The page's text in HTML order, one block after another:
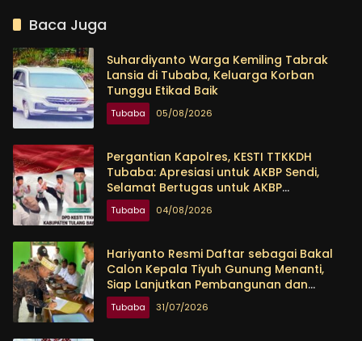
Baca Juga
Suhardiyanto Warga Kemiling Tabrak
Lansia di Tubaba, Keluarga Korban
Tunggu Etikad Baik
Tubaba 05/08/2026
Pergantian Kapolres, KESTI TTKKDH
Tubaba: Apresiasi untuk AKBP Sendi,
Selamat Bertugas untuk AKBP
Himmawan
Tubaba 04/08/2026
Hariyanto Resmi Daftar sebagai Bakal
Calon Kepala Tiyuh Gunung Menanti,
Siap Lanjutkan Pembangunan dan
Tingkatkan Kesejahteraan Warga
Tubaba 31/07/2026